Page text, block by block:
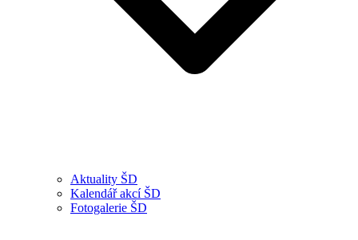
Aktuality ŠD
Kalendář akcí ŠD
Fotogalerie ŠD